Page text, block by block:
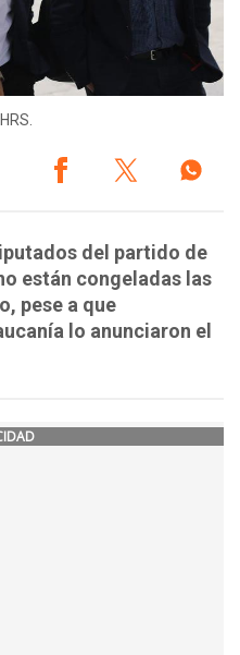
del partido de
están congeladas las
pese a que
lo anunciaron el